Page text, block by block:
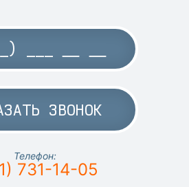
ЗВОНОК
Телефон:
731-14-05